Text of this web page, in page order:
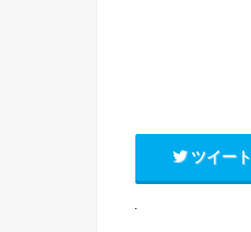
ツイート